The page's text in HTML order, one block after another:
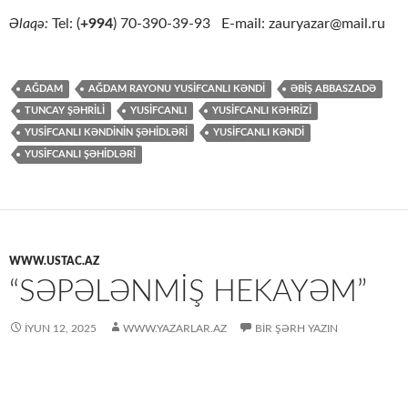
Əlaqə: Tel: (+994) 70-390-39-93 E-mail: zauryazar@mail.ru
AĞDAM AĞDAM RAYONU YUSİFCANLI KƏNDİ ƏBIŞ ABBASZADƏ
TUNCAY ŞƏHRİLİ YUSİFCANLI YUSİFCANLI KƏHRİZİ
YUSİFCANLI KƏNDİNİN ŞƏHİDLƏRİ YUSIFCANLI KƏNDI
YUSIFCANLI ŞƏHIDLƏRI
WWW.USTAC.AZ
“SƏPƏLƏNMIŞ HEKAYƏM”
İYUN 12, 2025 WWW.YAZARLAR.AZ BIR ŞƏRH YAZIN